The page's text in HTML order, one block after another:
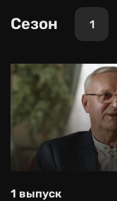
находчивости
Сезон 1
1 выпуск